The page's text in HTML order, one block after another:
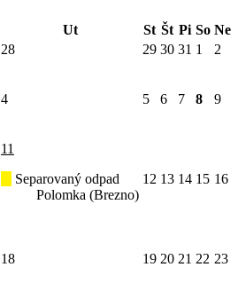
Ut St Št Pi So Ne
28 29 30 31 1
2
4 5 6 7 8 9
11
Separovaný odpad
Polomka (Brezno)
12 13 14 15 16
18 19 20 21 22 23